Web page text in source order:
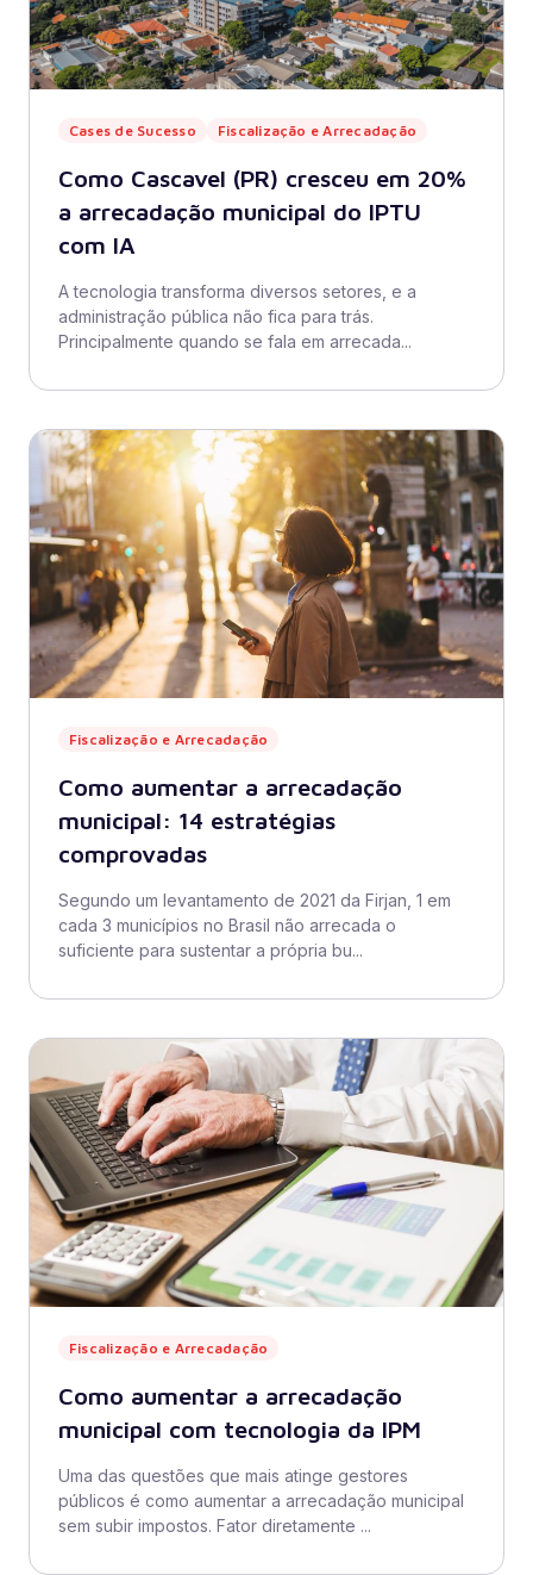
Cases de Sucesso Fiscalização e Arrecadação
Como Cascavel (PR) cresceu em 20%
a arrecadação municipal do IPTU
com IA
A tecnologia transforma diversos setores, e a
administração pública não fica para trás.
Principalmente quando se fala em arrecada...
Fiscalização e Arrecadação
Como aumentar a arrecadação
municipal: 14 estratégias
comprovadas
Segundo um levantamento de 2021 da Firjan, 1 em
cada 3 municípios no Brasil não arrecada o
suficiente para sustentar a própria bu...
Fiscalização e Arrecadação
Como aumentar a arrecadação
municipal com tecnologia da IPM
Uma das questões que mais atinge gestores
públicos é como aumentar a arrecadação municipal
sem subir impostos. Fator diretamente ...